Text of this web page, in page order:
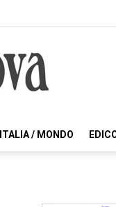
ITALIA / MONDO